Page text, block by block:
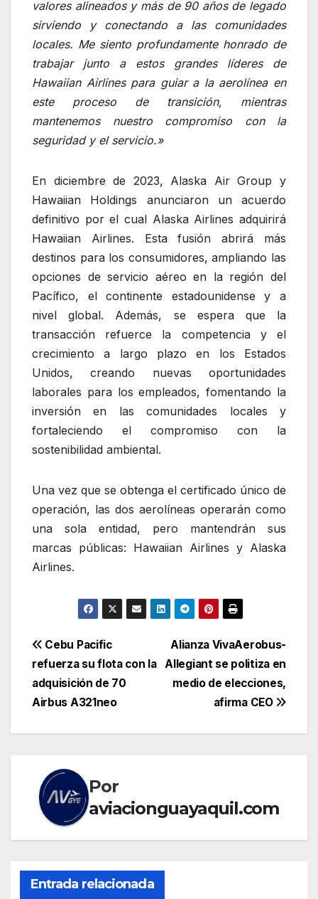
valores alineados y más de 90 años de legado
sirviendo y conectando a las comunidades
locales. Me siento profundamente honrado de
trabajar junto a estos grandes líderes de
Hawaiian Airlines para guiar a la aerolínea en
este proceso de transición, mientras
mantenemos nuestro compromiso con la
seguridad y el servicio.»
En diciembre de 2023, Alaska Air Group y
Hawaiian Holdings anunciaron un acuerdo
definitivo por el cual Alaska Airlines adquirirá
Hawaiian Airlines. Esta fusión abrirá más
destinos para los consumidores, ampliando las
opciones de servicio aéreo en la región del
Pacífico, el continente estadounidense y a
nivel global. Además, se espera que la
transacción refuerce la competencia y el
crecimiento a largo plazo en los Estados
Unidos, creando nuevas oportunidades
laborales para los empleados, fomentando la
inversión en las comunidades locales y
fortaleciendo el compromiso con la
sostenibilidad ambiental.
Una vez que se obtenga el certificado único de
operación, las dos aerolíneas operarán como
una sola entidad, pero mantendrán sus
marcas públicas: Hawaiian Airlines y Alaska
Airlines.
Navegación
de
entradas
Alianza VivaAerobus-
Allegiant se politiza en
medio de elecciones,
afirma CEO
Cebu Pacific
refuerza su flota con la
adquisición de 70
Airbus A321neo
Por
aviacionguayaquil.com
Entrada relacionada